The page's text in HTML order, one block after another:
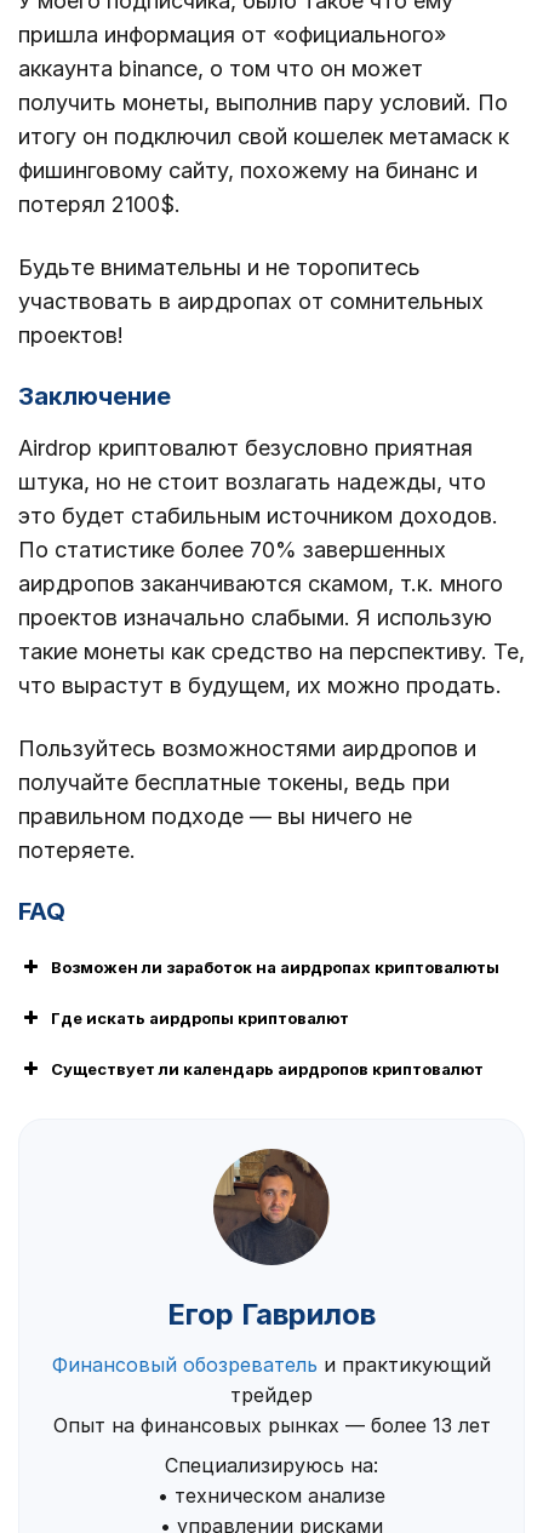
пришла информация от «официального»
аккаунта binance, о том что он может
получить монеты, выполнив пару условий. По
итогу он подключил свой кошелек метамаск к
фишинговому сайту, похожему на бинанс и
потерял 2100$.
Будьте внимательны и не торопитесь
участвовать в аирдропах от сомнительных
проектов!
Заключение
Airdrop криптовалют безусловно приятная
штука, но не стоит возлагать надежды, что
это будет стабильным источником доходов.
По статистике более 70% завершенных
аирдропов заканчиваются скамом, т.к. много
проектов изначально слабыми. Я использую
такие монеты как средство на перспективу. Те,
что вырастут в будущем, их можно продать.
Пользуйтесь возможностями аирдропов и
получайте бесплатные токены, ведь при
правильном подходе — вы ничего не
потеряете.
FAQ
Возможен ли заработок на аирдропах криптовалюты
Где искать аирдропы криптовалют
Существует ли календарь аирдропов криптовалют
Егор Гаврилов
Финансовый обозреватель и практикующий
трейдер
Опыт на финансовых рынках — более 13 лет
Специализируюсь на:
• техническом анализе
• управлении рисками